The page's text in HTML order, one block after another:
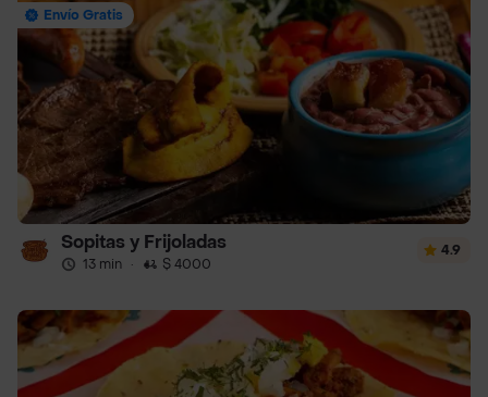
Envío Gratis
Sopitas y Frijoladas
13 min · $ 4000
4.9